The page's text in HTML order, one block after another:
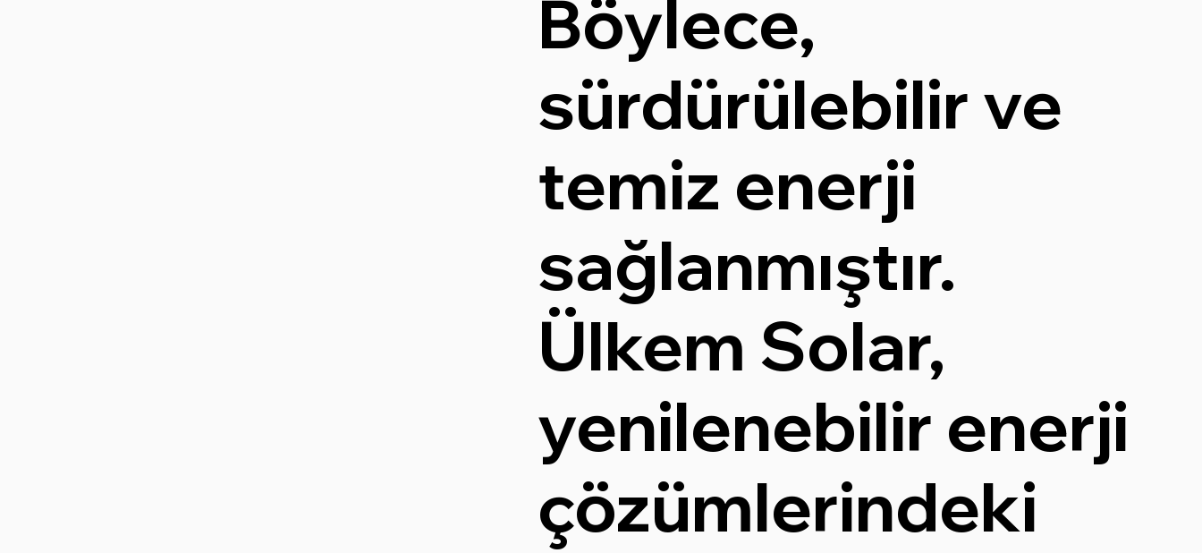
Böylece,
sürdürülebilir ve
temiz enerji
sağlanmıştır.
Ülkem Solar,
yenilenebilir enerji
çözümlerindeki